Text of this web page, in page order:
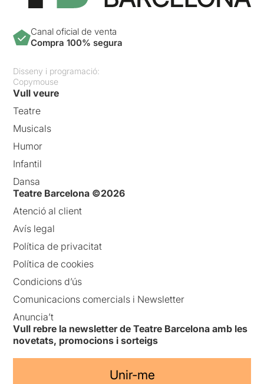
Canal oficial de venta
Compra 100% segura
Disseny i programació:
Copymouse
Vull veure
Teatre
Musicals
Humor
Infantil
Dansa
Teatre Barcelona ©2026
Atenció al client
Avís legal
Política de privacitat
Política de cookies
Condicions d’ús
Comunicacions comercials i Newsletter
Anuncia’t
Vull rebre la newsletter de Teatre Barcelona amb les
novetats, promocions i sorteigs
Unir-me